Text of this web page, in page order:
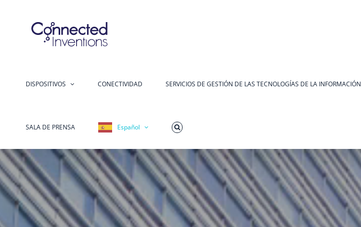
contenido
DISPOSITIVOS CONECTIVIDAD SERVICIOS DE GESTIÓN DE LAS TECNOLOGÍAS DE LA INFORMACIÓN
SALA DE PRENSA Español